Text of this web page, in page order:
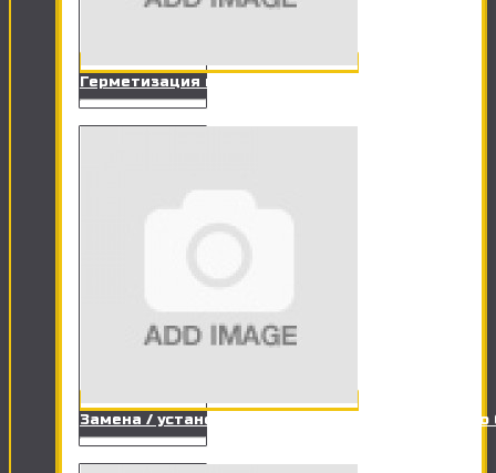
Герметизация ванны
Замена / установка заливного клапана сливного